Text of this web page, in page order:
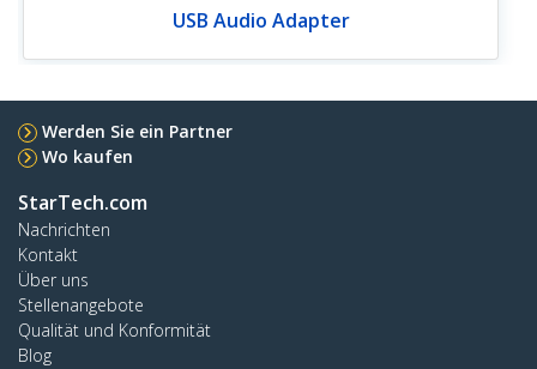
USB Audio Adapter
Werden Sie ein Partner
Wo kaufen
StarTech.com
Nachrichten
Kontakt
Über uns
Stellenangebote
Qualität und Konformität
Blog